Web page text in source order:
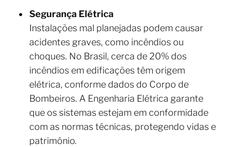
Segurança Elétrica
Instalações mal planejadas podem causar
acidentes graves, como incêndios ou
choques. No Brasil, cerca de 20% dos
incêndios em edificações têm origem
elétrica, conforme dados do Corpo de
Bombeiros. A Engenharia Elétrica garante
que os sistemas estejam em conformidade
com as normas técnicas, protegendo vidas e
patrimônio.